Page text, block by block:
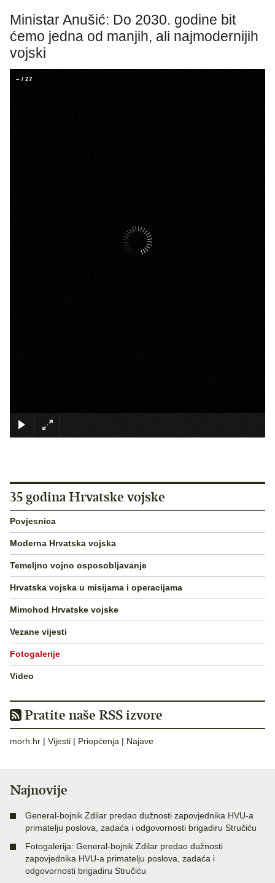
Ministar Anušić: Do 2030. godine bit
ćemo jedna od manjih, ali najmodernijih
vojski
– / 27
35 godina Hrvatske vojske
Povjesnica
Moderna Hrvatska vojska
Temeljno vojno osposobljavanje
Hrvatska vojska u misijama i operacijama
Mimohod Hrvatske vojske
Vezane vijesti
Fotogalerije
Video
Pratite naše RSS izvore
morh.hr | Vijesti | Priopćenja | Najave
Najnovije
General-bojnik Zdilar predao dužnosti zapovjednika HVU-a
primatelju poslova, zadaća i odgovornosti brigadiru Stručiću
Fotogalerija: General-bojnik Zdilar predao dužnosti
zapovjednika HVU-a primatelju poslova, zadaća i
odgovornosti brigadiru Stručiću